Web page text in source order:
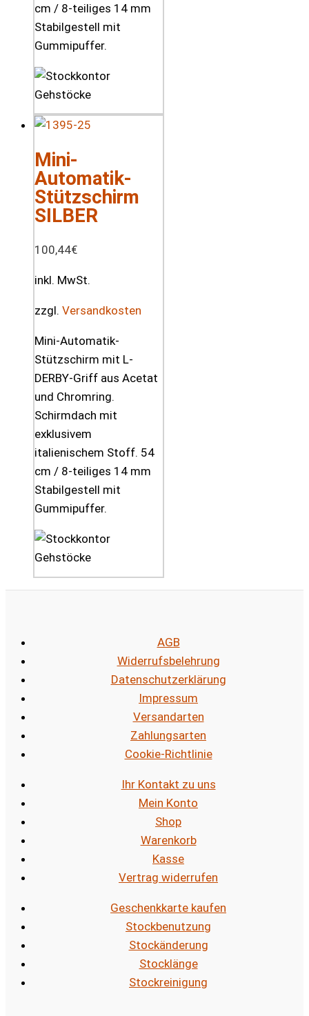
cm / 8-teiliges 14 mm
Stabilgestell mit
Gummipuffer.
Mini-
Automatik-
Stützschirm
SILBER
100,44€
inkl. MwSt.
zzgl. Versandkosten
Mini-Automatik-
Stützschirm mit L-
DERBY-Griff aus Acetat
und Chromring.
Schirmdach mit
exklusivem
italienischem Stoff. 54
cm / 8-teiliges 14 mm
Stabilgestell mit
Gummipuffer.
AGB
Widerrufsbelehrung
Datenschutzerklärung
Impressum
Versandarten
Zahlungsarten
Cookie-Richtlinie
Ihr Kontakt zu uns
Mein Konto
Shop
Warenkorb
Kasse
Vertrag widerrufen
Geschenkkarte kaufen
Stockbenutzung
Stockänderung
Stocklänge
Stockreinigung